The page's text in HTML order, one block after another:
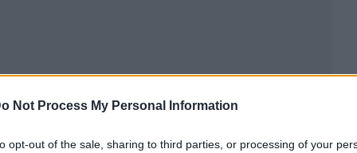
Not Process My Personal Information
opt-out of the sale, sharing to third parties, or processing of your